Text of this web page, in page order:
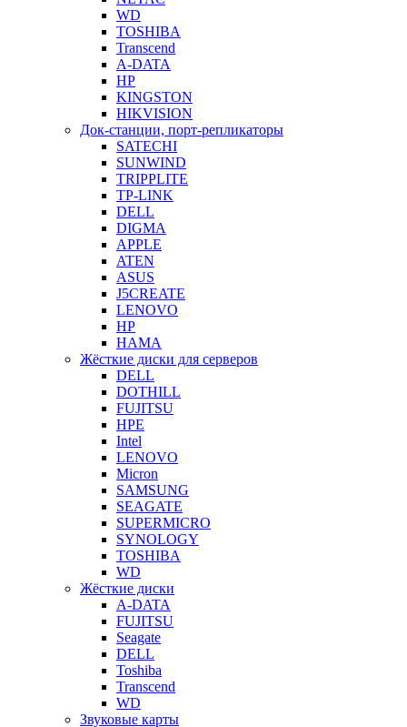
WD
TOSHIBA
Transcend
A-DATA
HP
KINGSTON
HIKVISION
Док-станции, порт-репликаторы
SATECHI
SUNWIND
TRIPPLITE
TP-LINK
DELL
DIGMA
APPLE
ATEN
ASUS
J5CREATE
LENOVO
HP
HAMA
Жёсткие диски для серверов
DELL
DOTHILL
FUJITSU
HPE
Intel
LENOVO
Micron
SAMSUNG
SEAGATE
SUPERMICRO
SYNOLOGY
TOSHIBA
WD
Жёсткие диски
A-DATA
FUJITSU
Seagate
DELL
Toshiba
Transcend
WD
Звуковые карты